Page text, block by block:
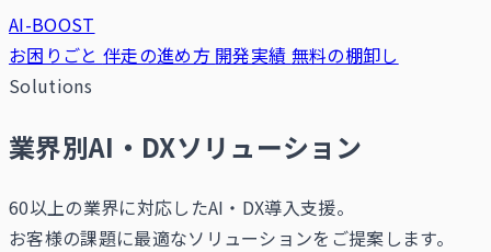
AI-BOOST
お困りごと 伴走の進め方 開発実績 無料の棚卸し
Solutions
業界別AI・DXソリューション
60以上の業界に対応したAI・DX導入支援。
お客様の課題に最適なソリューションをご提案します。